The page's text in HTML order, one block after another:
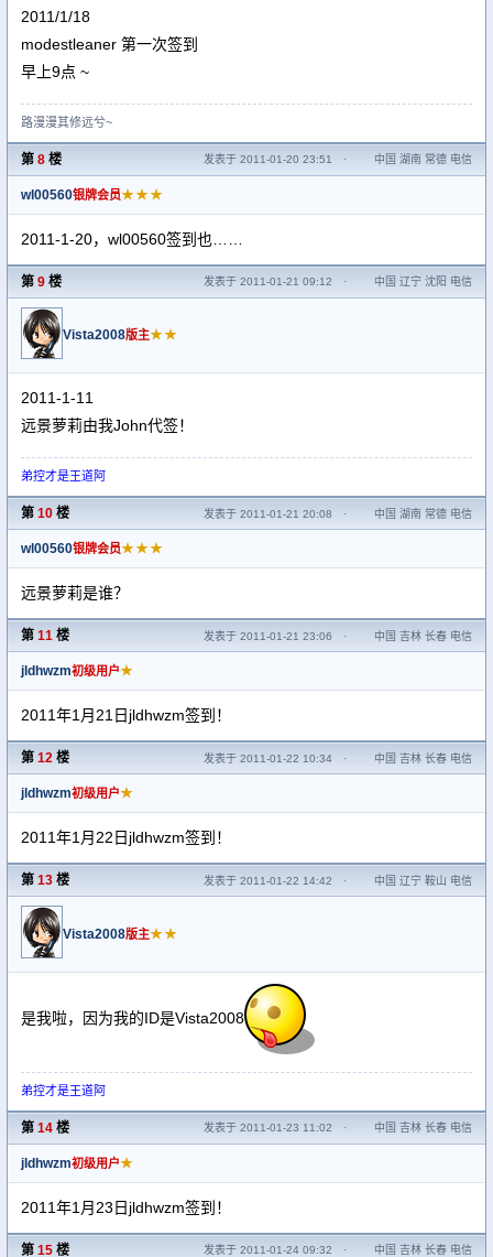
2011/1/18
modestleaner 第一次签到
早上9点 ~
路漫漫其修远兮~
第 8 楼 发表于 2011-01-20 23:51 · 中国 湖南 常德 电信
wl00560银牌会员★★★
2011-1-20，wl00560签到也……
第 9 楼 发表于 2011-01-21 09:12 · 中国 辽宁 沈阳 电信
Vista2008版主★★
2011-1-11
远景萝莉由我John代签！
弟控才是王道阿
第 10 楼 发表于 2011-01-21 20:08 · 中国 湖南 常德 电信
wl00560银牌会员★★★
远景萝莉是谁？
第 11 楼 发表于 2011-01-21 23:06 · 中国 吉林 长春 电信
jldhwzm初级用户★
2011年1月21日jldhwzm签到！
第 12 楼 发表于 2011-01-22 10:34 · 中国 吉林 长春 电信
jldhwzm初级用户★
2011年1月22日jldhwzm签到！
第 13 楼 发表于 2011-01-22 14:42 · 中国 辽宁 鞍山 电信
Vista2008版主★★
是我啦，因为我的ID是Vista2008
弟控才是王道阿
第 14 楼 发表于 2011-01-23 11:02 · 中国 吉林 长春 电信
jldhwzm初级用户★
2011年1月23日jldhwzm签到！
第 15 楼 发表于 2011-01-24 09:32 · 中国 吉林 长春 电信